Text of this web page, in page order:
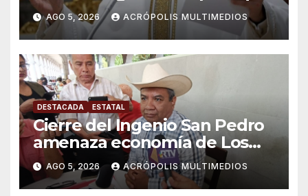
el Papa León XIV visite el país
AGO 5, 2026 ACRÓPOLIS MULTIMEDIOS
DESTACADA ESTATAL
Cierre del Ingenio San Pedro
amenaza economía de Los
Tuxtlas
AGO 5, 2026 ACRÓPOLIS MULTIMEDIOS